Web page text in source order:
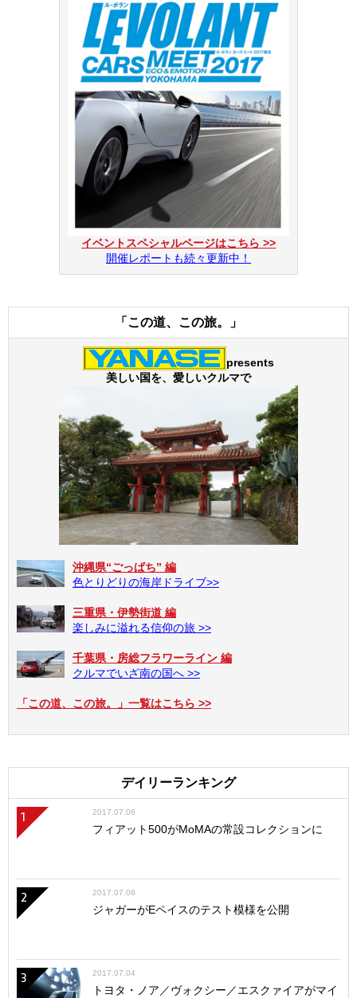
イベントスペシャルページはこちら >>
開催レポートも続々更新中！
「この道、この旅。」
presents
美しい国を、愛しいクルマで
沖縄県“ごっぱち” 編
色とりどりの海岸ドライブ>>
三重県・伊勢街道 編
楽しみに溢れる信仰の旅 >>
千葉県・房総フラワーライン 編
クルマでいざ南の国へ >>
「この道、この旅。」一覧はこちら >>
デイリーランキング
1 2017.07.06
フィアット500がMoMAの常設コレクションに
2 2017.07.06
ジャガーがEペイスのテスト模様を公開
3 2017.07.04
トヨタ・ノア／ヴォクシー／エスクァイアがマイ